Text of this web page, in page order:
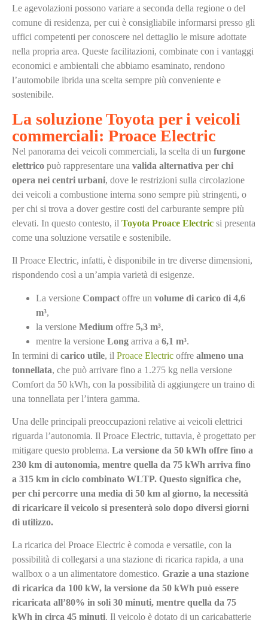
Le agevolazioni possono variare a seconda della regione o del
comune di residenza, per cui è consigliabile informarsi presso gli
uffici competenti per conoscere nel dettaglio le misure adottate
nella propria area. Queste facilitazioni, combinate con i vantaggi
economici e ambientali che abbiamo esaminato, rendono
l’automobile ibrida una scelta sempre più conveniente e
sostenibile.
La soluzione Toyota per i veicoli
commerciali: Proace Electric
Nel panorama dei veicoli commerciali, la scelta di un furgone
elettrico può rappresentare una valida alternativa per chi
opera nei centri urbani, dove le restrizioni sulla circolazione
dei veicoli a combustione interna sono sempre più stringenti, o
per chi si trova a dover gestire costi del carburante sempre più
elevati. In questo contesto, il Toyota Proace Electric si presenta
come una soluzione versatile e sostenibile.
Il Proace Electric, infatti, è disponibile in tre diverse dimensioni,
rispondendo così a un’ampia varietà di esigenze.
La versione Compact offre un volume di carico di 4,6
m³,
la versione Medium offre 5,3 m³,
mentre la versione Long arriva a 6,1 m³.
In termini di carico utile, il Proace Electric offre almeno una
tonnellata, che può arrivare fino a 1.275 kg nella versione
Comfort da 50 kWh, con la possibilità di aggiungere un traino di
una tonnellata per l’intera gamma.
Una delle principali preoccupazioni relative ai veicoli elettrici
riguarda l’autonomia. Il Proace Electric, tuttavia, è progettato per
mitigare questo problema. La versione da 50 kWh offre fino a
230 km di autonomia, mentre quella da 75 kWh arriva fino
a 315 km in ciclo combinato WLTP. Questo significa che,
per chi percorre una media di 50 km al giorno, la necessità
di ricaricare il veicolo si presenterà solo dopo diversi giorni
di utilizzo.
La ricarica del Proace Electric è comoda e versatile, con la
possibilità di collegarsi a una stazione di ricarica rapida, a una
wallbox o a un alimentatore domestico. Grazie a una stazione
di ricarica da 100 kW, la versione da 50 kWh può essere
ricaricata all’80% in soli 30 minuti, mentre quella da 75
kWh in circa 45 minuti. Il veicolo è dotato di un caricabatterie